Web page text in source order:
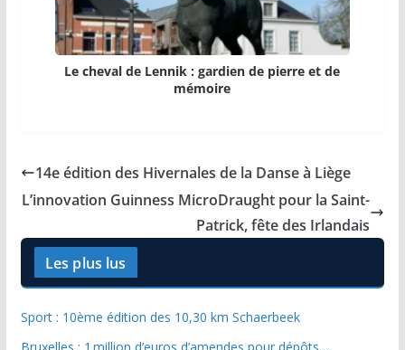
Le cheval de Lennik : gardien de pierre et de
mémoire
14e édition des Hivernales de la Danse à Liège
L’innovation Guinness MicroDraught pour la Saint-
Patrick, fête des Irlandais
Les plus lus
Sport : 10ème édition des 10,30 km Schaerbeek
Bruxelles : 1 million d’euros d’amendes pour dépôts…